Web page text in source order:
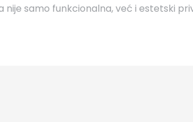
nije samo funkcionalna, već i estetski